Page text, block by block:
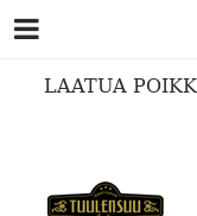
LAATUA